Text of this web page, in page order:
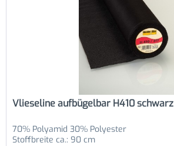
Vlieseline aufbügelbar H410 schwarz
70% Polyamid 30% Polyester
Stoffbreite ca.: 90 cm